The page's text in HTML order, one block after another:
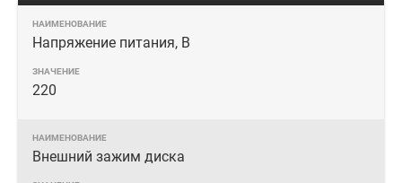
Напряжение питания, В
220
Внешний зажим диска